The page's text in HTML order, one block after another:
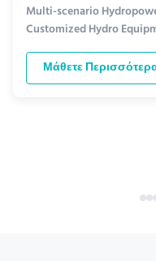
Multi-scenario
Customized Hydro
Μάθετε